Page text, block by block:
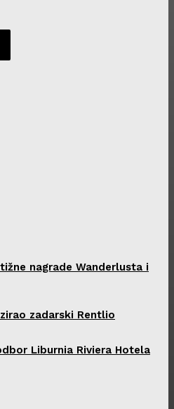
nagrade Wanderlusta i
zadarski Rentlio
Liburnia Riviera Hotela